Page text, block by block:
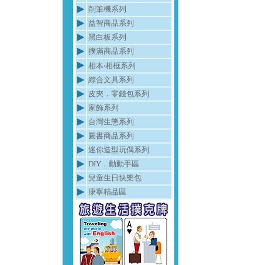
削筆機系列
益智商品系列
黑白板系列
撲滿商品系列
相本‧相框系列
綜合文具系列
皮夾．零錢包系列
家飾系列
台灣生態系列
圖書商品系列
迷你造型玩偶系列
DIY．動動手區
兒童生日快樂包
康寧精品區